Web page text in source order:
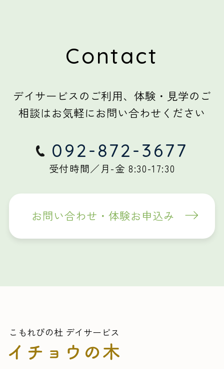
Contact
デイサービスのご利用、体験・見学のご
相談はお気軽にお問い合わせください
092-872-3677
受付時間／月-金 8:30-17:30
お問い合わせ・体験お申込み
こもれびの杜 デイサービス